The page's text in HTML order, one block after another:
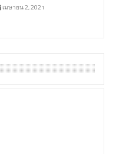
เมษายน 2, 2021